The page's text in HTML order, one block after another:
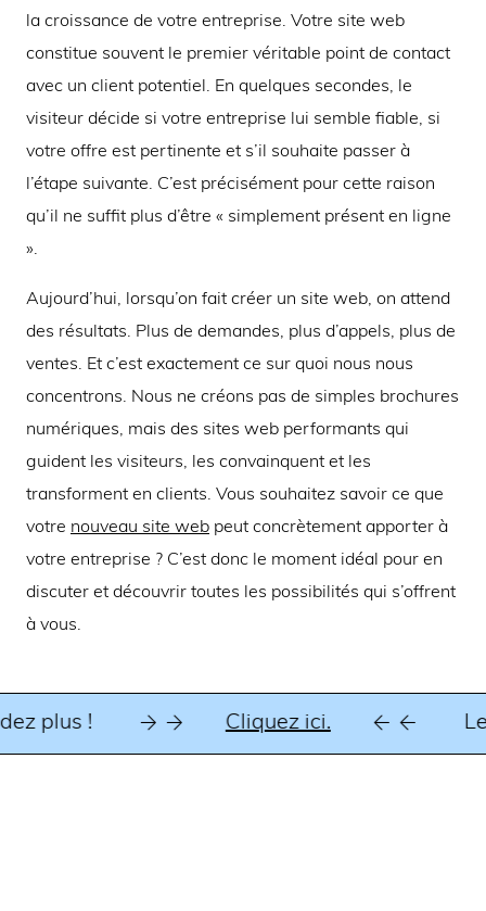
la croissance de votre entreprise. Votre site web
constitue souvent le premier véritable point de contact
avec un client potentiel. En quelques secondes, le
visiteur décide si votre entreprise lui semble fiable, si
votre offre est pertinente et s’il souhaite passer à
l’étape suivante. C’est précisément pour cette raison
qu’il ne suffit plus d’être « simplement présent en ligne
».
Aujourd’hui, lorsqu’on fait créer un site web, on attend
des résultats. Plus de demandes, plus d’appels, plus de
ventes. Et c’est exactement ce sur quoi nous nous
concentrons. Nous ne créons pas de simples brochures
numériques, mais des sites web performants qui
guident les visiteurs, les convainquent et les
transforment en clients. Vous souhaitez savoir ce que
votre nouveau site web peut concrètement apporter à
votre entreprise ? C’est donc le moment idéal pour en
discuter et découvrir toutes les possibilités qui s’offrent
à vous.
plus ! Cliquez ici. Le